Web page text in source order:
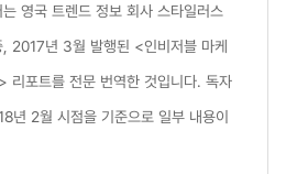
영국 트렌드 정보 회사 스타일러스
2017년 3월 발행된 <인비저블 마케
포트를 전문 번역한 것입니다. 독자
년 2월 시점을 기준으로 일부 내용이